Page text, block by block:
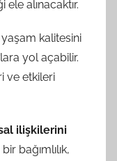
alınacaktır.
yaşam kalitesini
yol açabilir.
ve etkileri
ilişkilerini
bağımlılık,